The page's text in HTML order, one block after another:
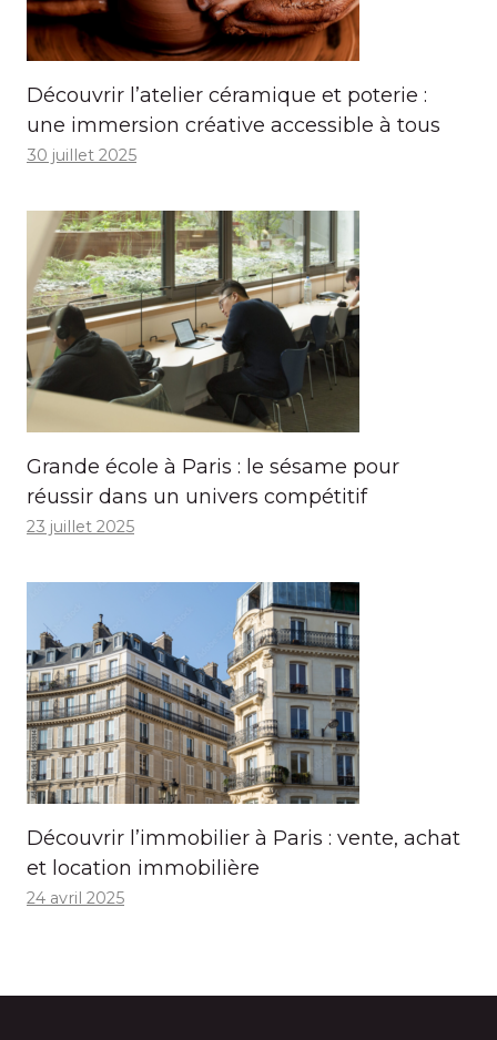
Découvrir l’atelier céramique et poterie :
une immersion créative accessible à tous
30 juillet 2025
Grande école à Paris : le sésame pour
réussir dans un univers compétitif
23 juillet 2025
Découvrir l’immobilier à Paris : vente, achat
et location immobilière
24 avril 2025